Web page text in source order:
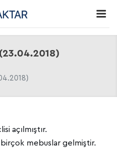
açılmıştır.
mebuslar gelmiştir.